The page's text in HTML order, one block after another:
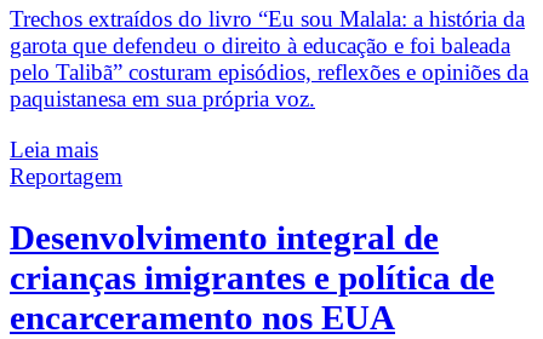
Trechos extraídos do livro “Eu sou Malala: a história da
garota que defendeu o direito à educação e foi baleada
pelo Talibã” costuram episódios, reflexões e opiniões da
paquistanesa em sua própria voz.
Leia mais
Reportagem
Desenvolvimento integral de
crianças imigrantes e política de
encarceramento nos EUA